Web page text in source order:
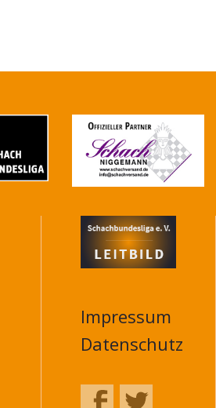
Impressum
Datenschutz